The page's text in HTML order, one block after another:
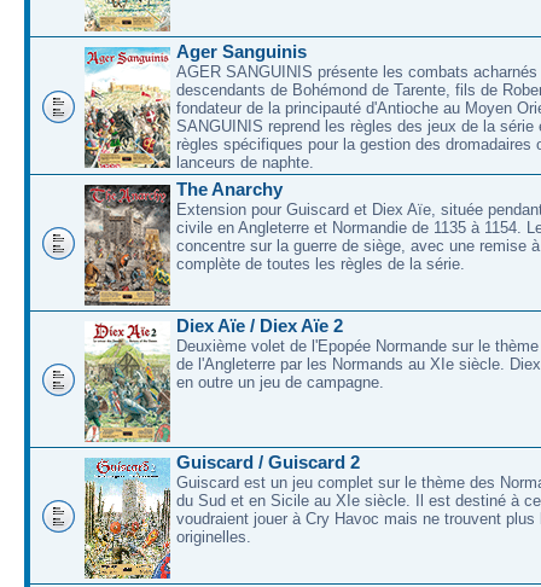
Ager Sanguinis
AGER SANGUINIS présente les combats acharnés
descendants de Bohémond de Tarente, fils de
fondateur de la principauté d'Antioche au Moyen
SANGUINIS reprend les règles des jeux de la série
règles spécifiques pour la gestion des dromadaires
lanceurs de naphte.
The Anarchy
Extension pour Guiscard et Diex Aïe, située
civile en Angleterre et Normandie de 1135 à 1154.
concentre sur la guerre de siège, avec une remise
complète de toutes les règles de la série.
Diex Aïe / Diex Aïe 2
Deuxième volet de l'Epopée Normande sur le
de l'Angleterre par les Normands au XIe siècle.
en outre un jeu de campagne.
Guiscard / Guiscard 2
Guiscard est un jeu complet sur le thème des
du Sud et en Sicile au XIe siècle. Il est destiné à
voudraient jouer à Cry Havoc mais ne trouvent
originelles.